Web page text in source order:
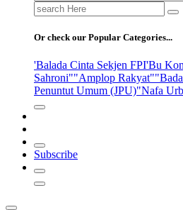
Search
for:
Or check our Popular Categories...
'Balada Cinta Sekjen FPI'Bu
Sahroni""Amplop Rakyat"
Penuntut Umum (JPU)"Nafa
Subscribe